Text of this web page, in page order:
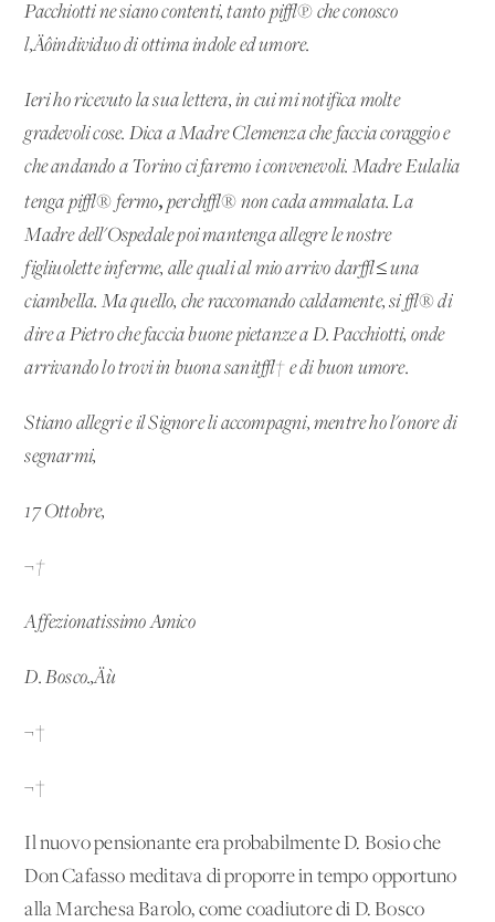
Pacchiotti ne siano contenti, tanto pi√π che conosco
l‚Äôindividuo di ottima indole ed umore.
Ieri ho ricevuto la sua lettera, in cui mi notifica molte
gradevoli cose. Dica a Madre Clemenza che faccia coraggio e
che andando a Torino ci faremo i convenevoli. Madre Eulalia
tenga pi√® fermo,perch√® non cada ammalata. La
Madre dell'Ospedale poi mantenga allegre le nostre
figliuolette inferme, alle quali al mio arrivo dar√≤ una
ciambella. Ma quello, che raccomando caldamente, si √® di
dire a Pietro che faccia buone pietanze a D. Pacchiotti, onde
arrivando lo trovi in buona sanit√† e di buon umore.
Stiano allegri e il Signore li accompagni, mentre ho l'onore di
segnarmi,
17 Ottobre,
¬†
Affezionatissimo Amico
D. Bosco.‚Äù
¬†
¬†
Il nuovo pensionante era probabilmente D. Bosio che
Don Cafasso meditava di proporre in tempo opportuno
alla Marchesa Barolo, come coadiutore di D. Bosco